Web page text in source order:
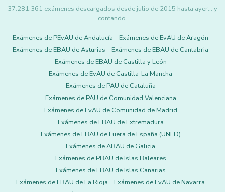
37.281.361 exámenes descargados desde julio de 2015 hasta ayer... y
contando.
Exámenes de PEvAU de Andalucía
Exámenes de EvAU de Aragón
Exámenes de EBAU de Asturias
Exámenes de EBAU de Cantabria
Exámenes de EBAU de Castilla y León
Exámenes de EvAU de Castilla-La Mancha
Exámenes de PAU de Cataluña
Exámenes de PAU de Comunidad Valenciana
Exámenes de EvAU de Comunidad de Madrid
Exámenes de EBAU de Extremadura
Exámenes de EBAU de Fuera de España (UNED)
Exámenes de ABAU de Galicia
Exámenes de PBAU de Islas Baleares
Exámenes de EBAU de Islas Canarias
Exámenes de EBAU de La Rioja
Exámenes de EvAU de Navarra